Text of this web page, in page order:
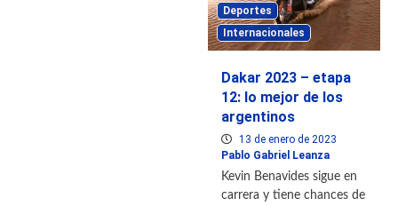
Deportes
Internacionales
Dakar 2023 – etapa
12: lo mejor de los
argentinos
13 de enero de 2023
Pablo Gabriel Leanza
Kevin Benavides sigue en
carrera y tiene chances de